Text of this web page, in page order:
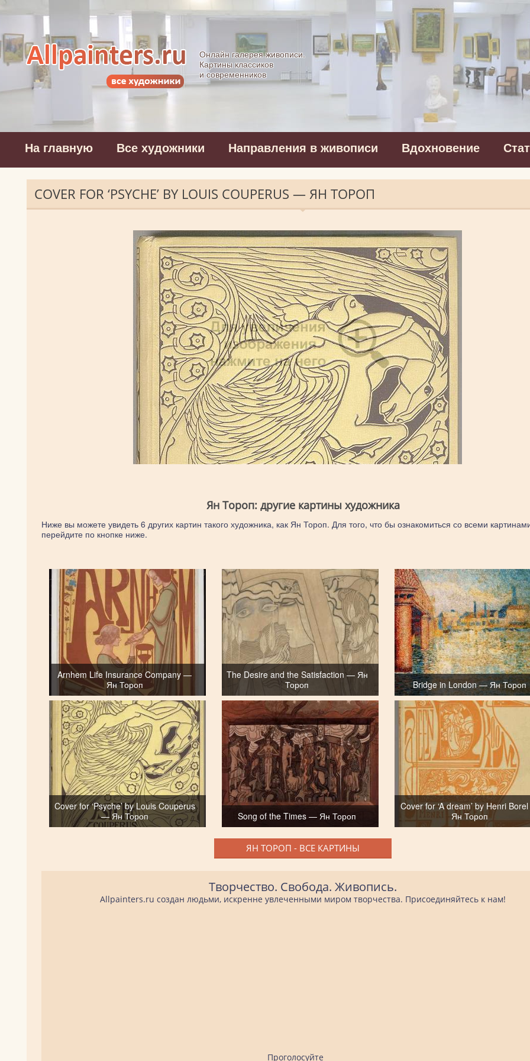
Allpainters.ru - картинная галерея
Онлайн галерея живописи.
Картины классиков
и современников
На главную Все художники Направления в живописи Вдохновение
COVER FOR ‘PSYCHE’ BY LOUIS COUPERUS — ЯН ТОРОП
Ян Тороп: другие картины художника
Ниже вы можете увидеть 6 других картин такого художника, как Ян Тороп. Для того, что бы ознакомиться со всеми
перейдите по кнопке ниже.
Arnhem Life Insurance Company —
Ян Тороп
The Desire and the Satisfaction — Ян
Тороп
Bridge in London — Ян Тороп
Cover for ‘Psyche’ by Louis Couperus
— Ян Тороп
Song of the Times — Ян Тороп
Cover for ‘A dream’ by Henri
Ян Тороп
ЯН ТОРОП - ВСЕ КАРТИНЫ
Творчество. Свобода. Живопись.
Allpainters.ru создан людьми, искренне увлеченными миром творчества. Присоединяйтесь к нам!
Проголосуйте